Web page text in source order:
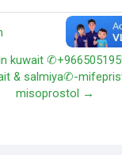
kuwait
& salmiya✆-
misoprostol →